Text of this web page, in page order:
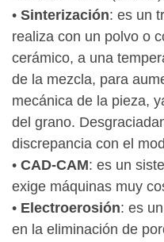
• Sinterización: es un
realiza con un polvo o
cerámico, a una
de la mezcla, para
mecánica de la pieza,
del grano.
discrepancia con el
• CAD-CAM: es un
exige máquinas muy
• Electroerosión: es
en la eliminación de